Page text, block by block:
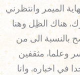
الميمر وانتظرني
هناك الظِل وهنا
بالنسبة الى من
وعلماء مثقفين
اخباره، وانا